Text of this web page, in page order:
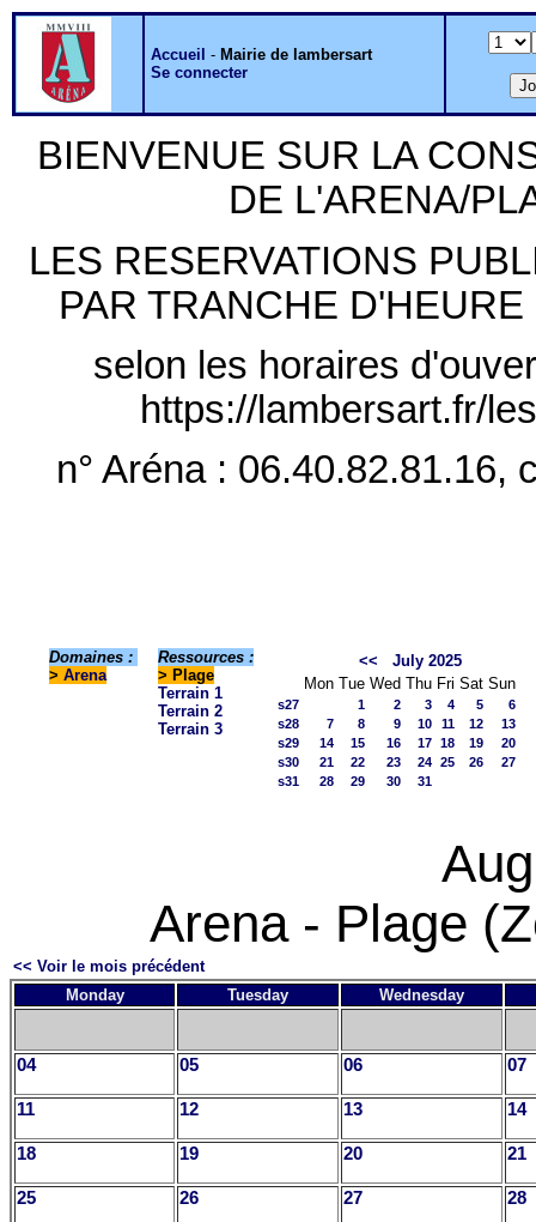
Accueil - Mairie de lambersart
Se connecter
BIENVENUE SUR LA
DE L'ARENA/
LES RESERVATIONS
PAR TRANCHE
selon les horaires
https://lambersart.fr/
n° Aréna : 06.40.82.81.16,
Domaines :
> Arena
Ressources :
> Plage
Terrain 1
Terrain 2
Terrain 3
<<
July 2025
Mon Tue Wed Thu Fri Sat Sun
s27 1 2 3 4 5
6
s28
7 8 9 10 11 12
13
s29
14 15 16 17 18 19
20
s30
21 22 23 24 25 26
27
s31
28 29 30 31
Arena - Plage
<< Voir le mois précédent
Monday
Tuesday Wednesday
04 05 06 07
11 12 13 14
18 19 20 21
25 26 27 28